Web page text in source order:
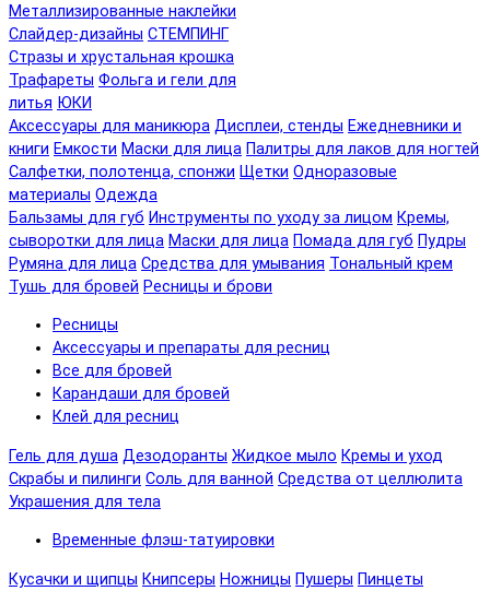
Металлизированные наклейки
Слайдер-дизайны СТЕМПИНГ
Стразы и хрустальная крошка
Трафареты Фольга и гели для
литья ЮКИ
Аксессуары для маникюра Дисплеи, стенды Ежедневники и
книги Емкости Маски для лица Палитры для лаков для ногтей
Салфетки, полотенца, спонжи Щетки Одноразовые
материалы Одежда
Бальзамы для губ Инструменты по уходу за лицом Кремы,
сыворотки для лица Маски для лица Помада для губ Пудры
Румяна для лица Средства для умывания Тональный крем
Тушь для бровей Ресницы и брови
Ресницы
Аксессуары и препараты для ресниц
Все для бровей
Карандаши для бровей
Клей для ресниц
Гель для душа Дезодоранты Жидкое мыло Кремы и уход
Скрабы и пилинги Соль для ванной Средства от целлюлита
Украшения для тела
Временные флэш-татуировки
Кусачки и щипцы Книпсеры Ножницы Пушеры Пинцеты